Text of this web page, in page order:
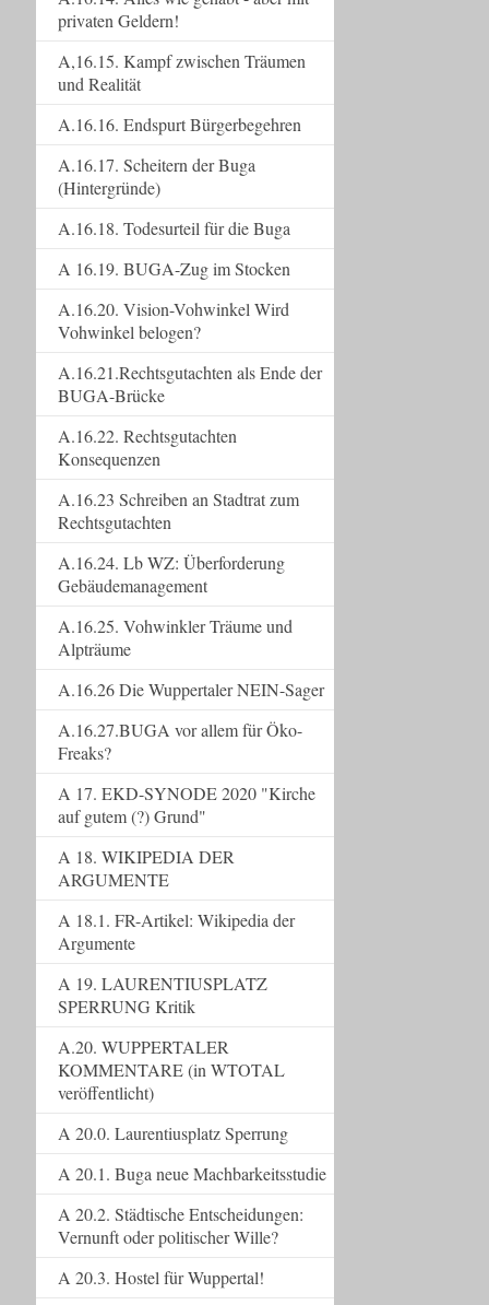
privaten Geldern!
A,16.15. Kampf zwischen Träumen
und Realität
A.16.16. Endspurt Bürgerbegehren
A.16.17. Scheitern der Buga
(Hintergründe)
A.16.18. Todesurteil für die Buga
A 16.19. BUGA-Zug im Stocken
A.16.20. Vision-Vohwinkel Wird
Vohwinkel belogen?
A.16.21.Rechtsgutachten als Ende der
BUGA-Brücke
A.16.22. Rechtsgutachten
Konsequenzen
A.16.23 Schreiben an Stadtrat zum
Rechtsgutachten
A.16.24. Lb WZ: Überforderung
Gebäudemanagement
A.16.25. Vohwinkler Träume und
Alpträume
A.16.26 Die Wuppertaler NEIN-Sager
A.16.27.BUGA vor allem für Öko-
Freaks?
A 17. EKD-SYNODE 2020 "Kirche
auf gutem (?) Grund"
A 18. WIKIPEDIA DER
ARGUMENTE
A 18.1. FR-Artikel: Wikipedia der
Argumente
A 19. LAURENTIUSPLATZ
SPERRUNG Kritik
A.20. WUPPERTALER
KOMMENTARE (in WTOTAL
veröffentlicht)
A 20.0. Laurentiusplatz Sperrung
A 20.1. Buga neue Machbarkeitsstudie
A 20.2. Städtische Entscheidungen:
Vernunft oder politischer Wille?
A 20.3. Hostel für Wuppertal!